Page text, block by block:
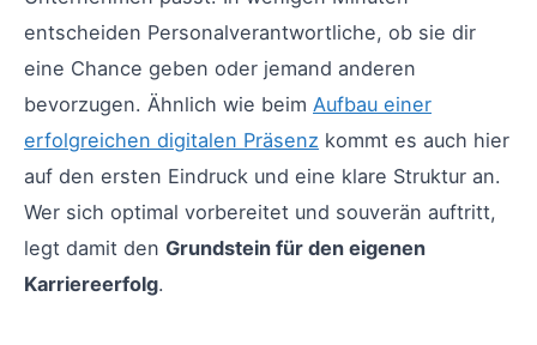
entscheiden Personalverantwortliche, ob sie dir
eine Chance geben oder jemand anderen
bevorzugen. Ähnlich wie beim Aufbau einer
erfolgreichen digitalen Präsenz kommt es auch hier
auf den ersten Eindruck und eine klare Struktur an.
Wer sich optimal vorbereitet und souverän auftritt,
legt damit den Grundstein für den eigenen
Karriereerfolg.